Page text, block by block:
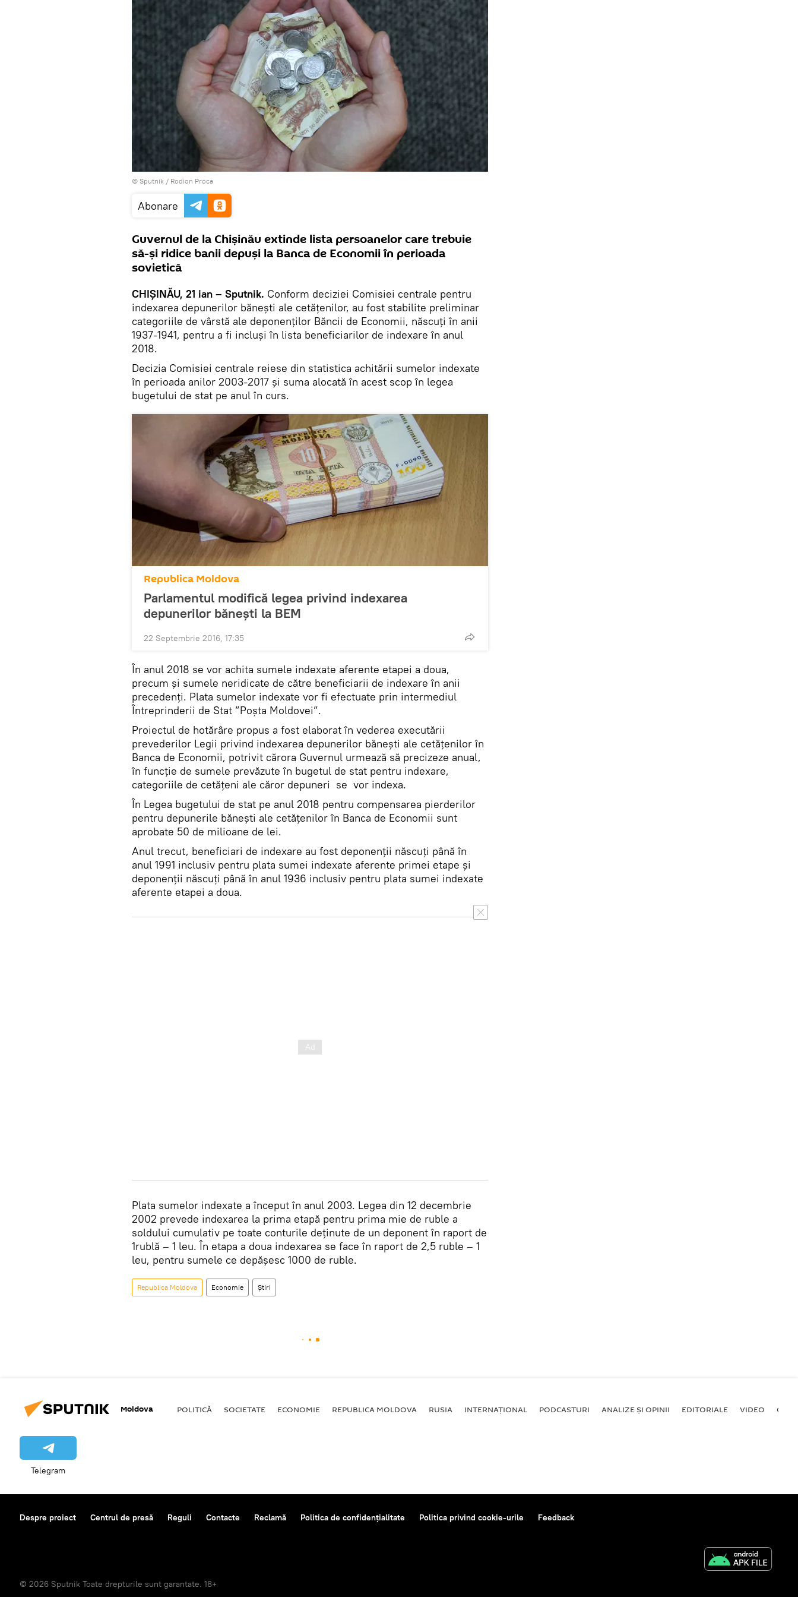
© Sputnik / Rodion Proca
Abonare
Guvernul de la Chișinău extinde lista persoanelor care trebuie
să-și ridice banii depuși la Banca de Economii în perioada
sovietică
CHIȘINĂU, 21 ian – Sputnik. Conform deciziei Comisiei centrale pentru
indexarea depunerilor bănești ale cetățenilor, au fost stabilite preliminar
categoriile de vârstă ale deponenților Băncii de Economii, născuți în anii
1937-1941, pentru a fi incluși în lista beneficiarilor de indexare în anul
2018.
Decizia Comisiei centrale reiese din statistica achitării sumelor indexate
în perioada anilor 2003-2017 și suma alocată în acest scop în legea
bugetului de stat pe anul în curs.
Republica Moldova
Parlamentul modifică legea privind indexarea
depunerilor băneşti la BEM
22 Septembrie 2016, 17:35
În anul 2018 se vor achita sumele indexate aferente etapei a doua,
precum şi sumele neridicate de către beneficiarii de indexare în anii
precedenți. Plata sumelor indexate vor fi efectuate prin intermediul
Întreprinderii de Stat ”Poșta Moldovei”.
Proiectul de hotărâre propus a fost elaborat în vederea executării
prevederilor Legii privind indexarea depunerilor băneşti ale cetăţenilor în
Banca de Economii, potrivit cărora Guvernul urmează să precizeze anual,
în funcție de sumele prevăzute în bugetul de stat pentru indexare,
categoriile de cetățeni ale căror depuneri se vor indexa.
În Legea bugetului de stat pe anul 2018 pentru compensarea pierderilor
pentru depunerile băneşti ale cetăţenilor în Banca de Economii sunt
aprobate 50 de milioane de lei.
Anul trecut, beneficiari de indexare au fost deponenţii născuţi până în
anul 1991 inclusiv pentru plata sumei indexate aferente primei etape şi
deponenţii născuţi până în anul 1936 inclusiv pentru plata sumei indexate
aferente etapei a doua.
Plata sumelor indexate a început în anul 2003. Legea din 12 decembrie
2002 prevede indexarea la prima etapă pentru prima mie de ruble a
soldului cumulativ pe toate conturile deținute de un deponent în raport de
1rublă – 1 leu. În etapa a doua indexarea se face în raport de 2,5 ruble – 1
leu, pentru sumele ce depășesc 1000 de ruble.
Republica Moldova Economie Știri
Moldova POLITICĂ SOCIETATE ECONOMIE REPUBLICA MOLDOVA RUSIA INTERNAȚIONAL PODCASTURI ANALIZE ȘI OPINII EDITORIALE VIDEO
Telegram
Despre proiect Centrul de presă Reguli Contacte Reclamă Politica de confidențialitate Politica privind cookie-urile Feedback
© 2026 Sputnik Toate drepturile sunt garantate. 18+